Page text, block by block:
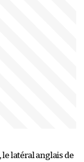
le latéral anglais de